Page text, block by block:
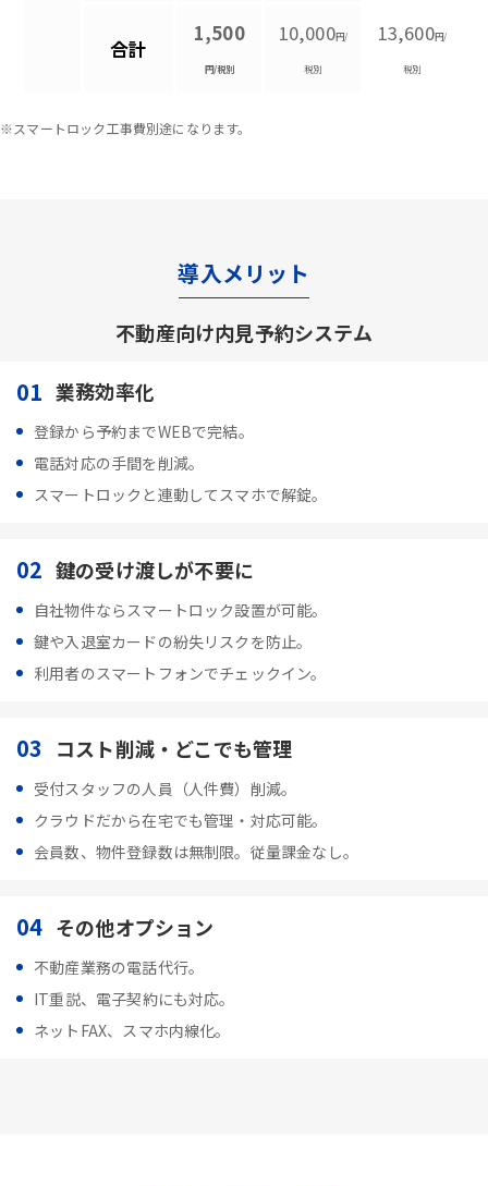
合計
1,500
円/税別
10,000円/
税別
13,600円/
税別
※スマートロック工事費別途になります。
導入メリット
不動産向け内見予約システム
01 業務効率化
登録から予約までWEBで完結。
電話対応の手間を削減。
スマートロックと連動してスマホで解錠。
02 鍵の受け渡しが不要に
自社物件ならスマートロック設置が可能。
鍵や入退室カードの紛失リスクを防止。
利用者のスマートフォンでチェックイン。
03 コスト削減・どこでも管理
受付スタッフの人員（人件費）削減。
クラウドだから在宅でも管理・対応可能。
会員数、物件登録数は無制限。従量課金なし。
04 その他オプション
不動産業務の電話代行。
IT重説、電子契約にも対応。
ネットFAX、スマホ内線化。